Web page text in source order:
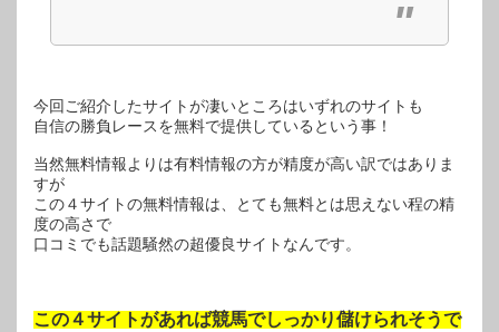
今回ご紹介したサイトが凄いところはいずれのサイトも
自信の勝負レースを無料で提供しているという事！
当然無料情報よりは有料情報の方が精度が高い訳ではありま
すが
この４サイトの無料情報は、とても無料とは思えない程の精
度の高さで
口コミでも話題騒然の超優良サイトなんです。
この４サイトがあれば競馬でしっかり儲けられそうで